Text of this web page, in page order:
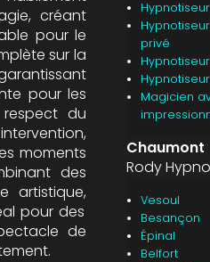
créant
pour le
sur la
pour les
du
moments
des
artistique,
pour des
de
privé
Magicien
Chaumont
Rody
Vesoul
Besançon
Épinal
Belfort